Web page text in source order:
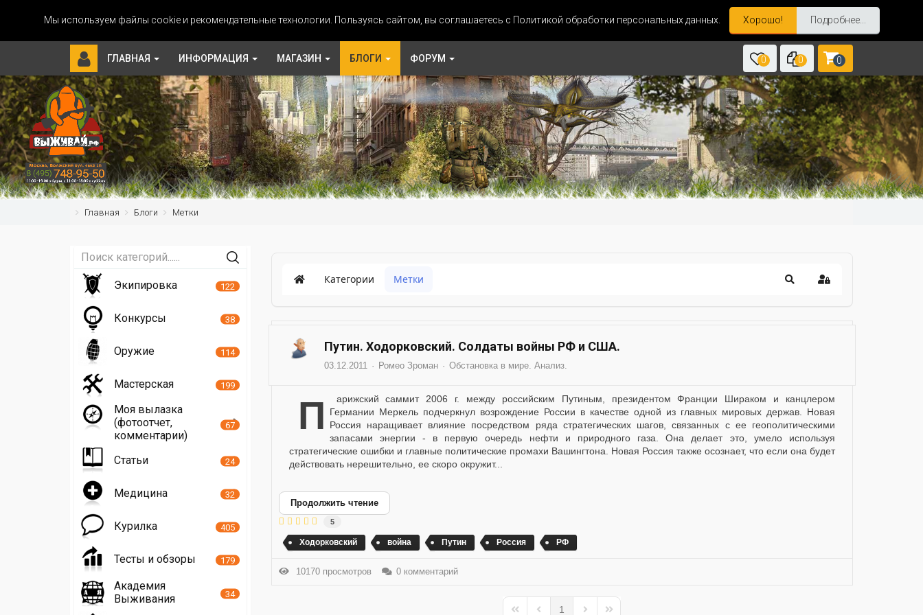
Мы используем файлы cookie и рекомендательные технологии. Пользуясь сайтом, вы соглашаетесь с Политикой обработки персональных данных. Хорошо! Подробнее...
ГЛАВНАЯ ИНФОРМАЦИЯ МАГАЗИН БЛОГИ ФОРУМ 0 0 0
Главная Блоги Метки
Категории Метки
Путин. Ходорковский. Солдаты войны РФ и США.
03.12.2011 Ромео Зроман Обстановка в мире. Анализ.
Парижский саммит 2006 г. между российским Путиным, президентом Франции Шираком и канцлером
Германии Меркель подчеркнул возрождение России в качестве одной из главных мировых держав. Новая
Россия наращивает влияние посредством ряда стратегических шагов, связанных с ее геополитическими
запасами энергии - в первую очередь нефти и природного газа. Она делает это, умело используя
стратегические ошибки и главные политические промахи Вашингтона. Новая Россия также осознает, что если она будет
действовать нерешительно, ее скоро окружит...
Продолжить чтение
5
Ходорковский война Путин Россия РФ
10170 просмотров 0 комментарий
1
Экипировка 122
Конкурсы 38
Оружие 114
Мастерская 199
Моя вылазка
(фотоотчет,
комментарии)
67
Статьи 24
Медицина 32
Курилка 405
Тесты и обзоры 179
Академия
Выживания
34